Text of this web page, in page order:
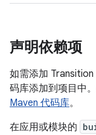
声明依赖项
如需添加
码库添加到项目中
Maven 代码库。
在应用或模块的